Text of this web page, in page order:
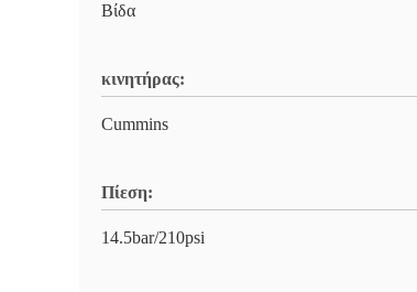
Βίδα
κινητήρας:
Cummins
Πίεση:
14.5bar/210psi